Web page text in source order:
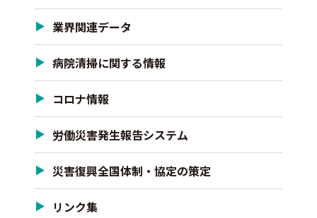
業界関連データ
病院清掃に関する情報
コロナ情報
労働災害発生報告システム
災害復興全国体制・協定の策定
リンク集